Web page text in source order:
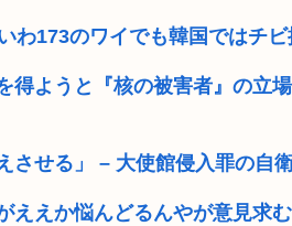
173のワイでも韓国ではチビ
得ようと『核の被害者』の立
させる」 – 大使館侵入罪の自
ええか悩んどるんやが意見求む